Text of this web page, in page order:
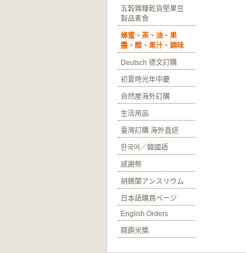
五穀雜糧乾貨堅果豆
製品素食
蜂蜜、茶、油、果
醬、醋、果汁、調味
Deutsch 德文訂購
初夏時光年中慶
自然屋海外訂購
生活用品
臺灣訂購 海外直送
한국어／韓國語
感謝祭
胡蝶蘭アンスリウム
日本語購買ページ
English Orders
精饌米獎